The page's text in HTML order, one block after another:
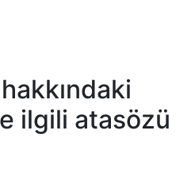
ilgili atasözü